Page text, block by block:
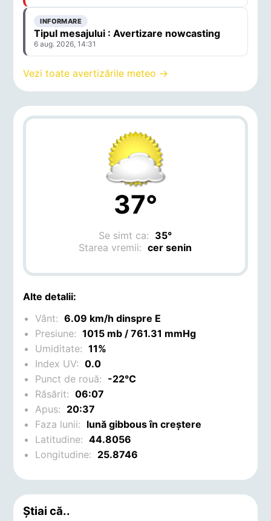
INFORMARE
Tipul mesajului : Avertizare nowcasting
6 aug. 2026, 14:31
Vezi toate avertizările meteo →
37°
Se simt ca: 35°
Starea vremii:cer senin
Alte detalii:
Vânt:6.09 km/h dinspre E
Presiune:1015 mb / 761.31 mmHg
Umiditate:11%
Index UV:0.0
Punct de rouă: -22°C
Răsărit:06:07
Apus: 20:37
Faza lunii: lună gibbous în creștere
Latitudine:44.8056
Longitudine: 25.8746
Știai că..